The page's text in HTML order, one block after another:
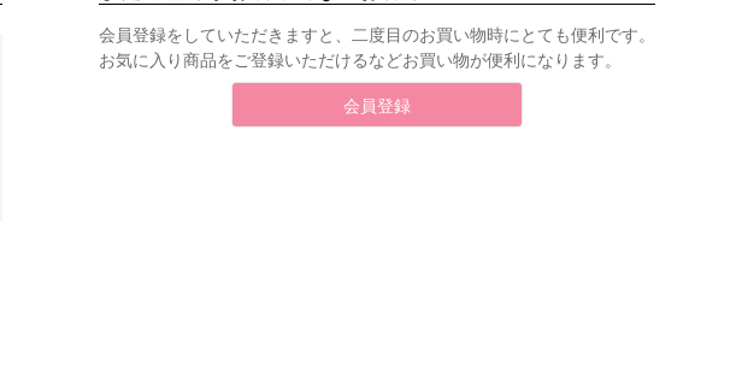
会員登録をしていただきますと、二度目のお買い物時にとても便利です。
お気に入り商品をご登録いただけるなどお買い物が便利になります。
会員登録